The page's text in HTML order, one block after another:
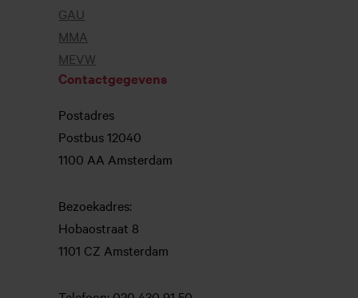
GAU
MMA
MEVW
Contactgegevens
Postadres
Postbus 12040
1100 AA Amsterdam
Bezoekadres:
Hobaostraat 8
1101 CZ Amsterdam